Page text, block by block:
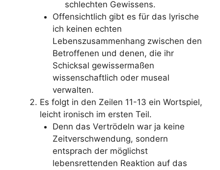
schlechten Gewissens.
Offensichtlich gibt es für das lyrische
ich keinen echten
Lebenszusammenhang zwischen den
Betroffenen und denen, die ihr
Schicksal gewissermaßen
wissenschaftlich oder museal
verwalten.
Es folgt in den Zeilen 11-13 ein Wortspiel,
leicht ironisch im ersten Teil.
Denn das Vertrödeln war ja keine
Zeitverschwendung, sondern
entsprach der möglichst
lebensrettenden Reaktion auf das